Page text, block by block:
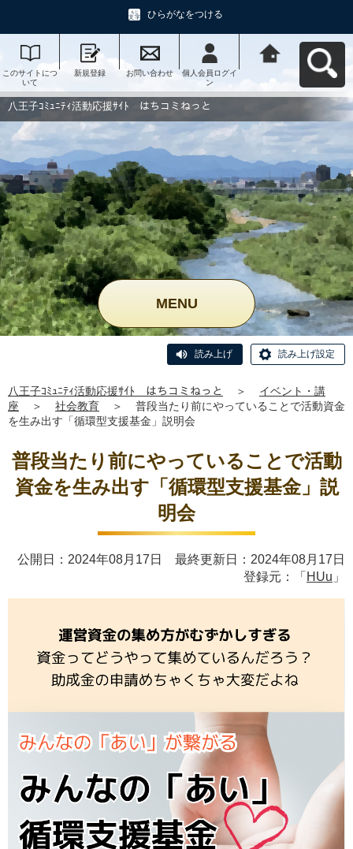
ひらがなをつける
このサイトにつ
いて
新規登録 お問い合わせ
個人会員ログイ
ン
動応援ｻｲﾄ はち
コミねっとへ戻
八王子ｺﾐｭﾆﾃｨ活動応援ｻｲﾄ はちコミねっと
MENU
読み上げ 読み上げ設定
八王子ｺﾐｭﾆﾃｨ活動応援ｻｲﾄ はちコミねっと ＞
イベント・講
座
＞ 社会教育 ＞
普段当たり前にやっていることで活動資金
を生み出す「循環型支援基金」説明会
普段当たり前にやっていることで活動
資金を生み出す「循環型支援基金」説
明会
公開日：2024年08月17日 最終更新日：2024年08月17日
登録元：「 HUu 」